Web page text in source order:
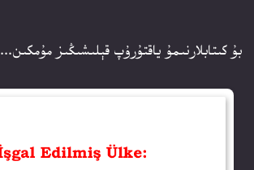
بۇ كىتابلارنىمۇ ياقتۇرۇپ قېلىشىڭىز مۇمكىن...